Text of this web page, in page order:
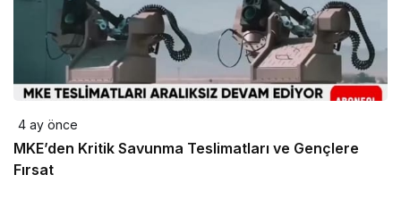
4 ay önce
MKE’den Kritik Savunma Teslimatları ve Gençlere
Fırsat